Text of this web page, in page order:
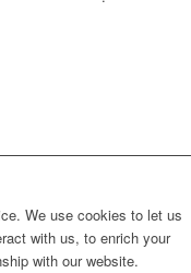
We use cookies to let us
with us, to enrich your
with our website.